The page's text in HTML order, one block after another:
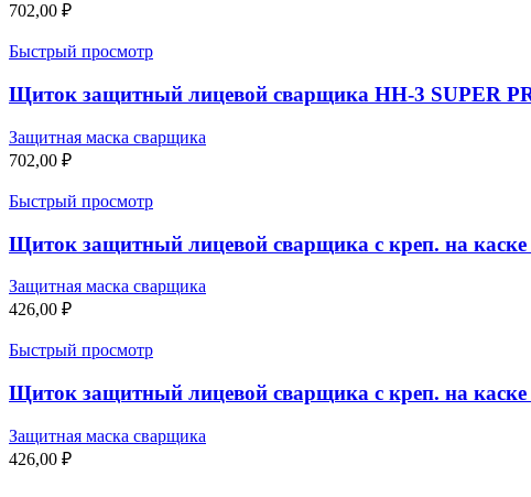
702,00 ₽
Быстрый просмотр
Щиток защитный лицевой сварщика НН-3 SUPER
Защитная маска сварщика
702,00 ₽
Быстрый просмотр
Щиток защитный лицевой сварщика с креп. на
Защитная маска сварщика
426,00 ₽
Быстрый просмотр
Щиток защитный лицевой сварщика с креп. на
Защитная маска сварщика
426,00 ₽